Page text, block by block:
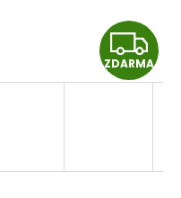
Z
D
ZDARMA